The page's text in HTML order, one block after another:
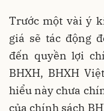
Trước một vài ý
giá sẽ tác động
đến quyền lợi
BHXH, BHXH
hiểu này chưa
của chính sách